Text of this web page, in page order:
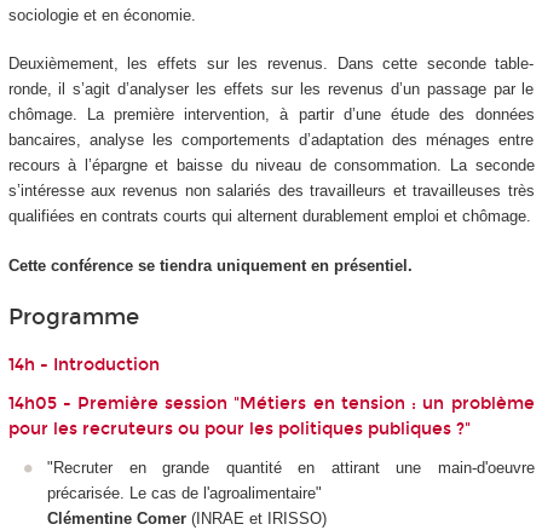
sociologie et en économie.
Deuxièmement, les effets sur les revenus. Dans cette seconde table-
ronde, il s’agit d’analyser les effets sur les revenus d’un passage par le
chômage. La première intervention, à partir d’une étude des données
bancaires, analyse les comportements d’adaptation des ménages entre
recours à l’épargne et baisse du niveau de consommation. La seconde
s’intéresse aux revenus non salariés des travailleurs et travailleuses très
qualifiées en contrats courts qui alternent durablement emploi et chômage.
Cette conférence se tiendra uniquement en présentiel.
Programme
14h - Introduction
14h05 - Première session "Métiers en tension : un problème
pour les recruteurs ou pour les politiques publiques ?"
"Recruter en grande quantité en attirant une main-d'oeuvre
précarisée. Le cas de l'agroalimentaire"
Clémentine Comer (INRAE et IRISSO)